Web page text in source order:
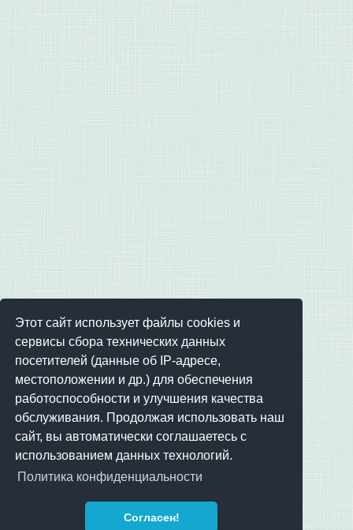
Этот сайт использует файлы cookies и
сервисы сбора технических данных
посетителей (данные об IP-адресе,
местоположении и др.) для обеспечения
работоспособности и улучшения качества
обслуживания. Продолжая использовать наш
сайт, вы автоматически соглашаетесь с
использованием данных технологий.
Политика конфиденциальности
Согласен!